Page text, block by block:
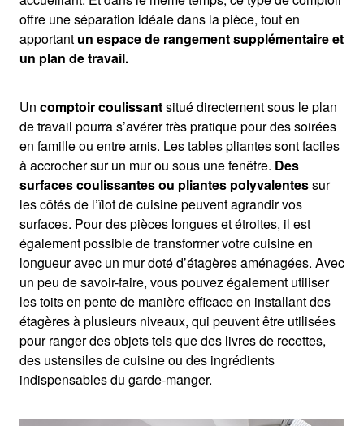
offre une séparation idéale dans la pièce, tout en
apportant un espace de rangement supplémentaire et
un plan de travail.
Un comptoir coulissantsitué directement sous le plan
de travail pourra s’avérer très pratique pour des soirées
en famille ou entre amis. Les tables pliantes sont faciles
à accrocher sur un mur ou sous une fenêtre. Des
surfaces coulissantes ou pliantes polyvalentessur
les côtés de l’îlot de cuisine peuvent agrandir vos
surfaces. Pour des pièces longues et étroites, il est
également possible de transformer votre cuisine en
longueur avec un mur doté d’étagères aménagées. Avec
un peu de savoir-faire, vous pouvez également utiliser
les toits en pente de manière efficace en installant des
étagères à plusieurs niveaux, qui peuvent être utilisées
pour ranger des objets tels que des livres de recettes,
des ustensiles de cuisine ou des ingrédients
indispensables du garde-manger.